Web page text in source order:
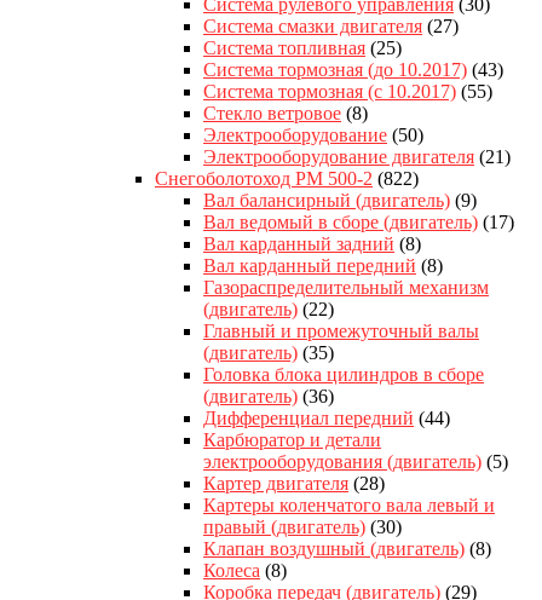
Система смазки двигателя (27)
Система топливная (25)
Система тормозная (до 10.2017) (43)
Система тормозная (с 10.2017) (55)
Стекло ветровое (8)
Электрооборудование (50)
Электрооборудование двигателя (21)
Снегоболотоход РМ 500-2 (822)
Вал балансирный (двигатель) (9)
Вал ведомый в сборе (двигатель) (17)
Вал карданный задний (8)
Вал карданный передний (8)
Газораспределительный механизм
(двигатель) (22)
Главный и промежуточный валы
(двигатель) (35)
Головка блока цилиндров в сборе
(двигатель) (36)
Дифференциал передний (44)
Карбюратор и детали
электрооборудования (двигатель) (5)
Картер двигателя (28)
Картеры коленчатого вала левый и
правый (двигатель) (30)
Клапан воздушный (двигатель) (8)
Колеса (8)
Коробка передач (двигатель) (29)